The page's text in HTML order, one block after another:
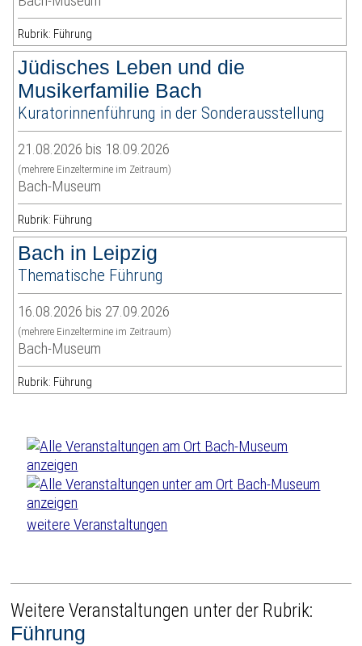
Rubrik: Führung
Jüdisches Leben und die
Musikerfamilie Bach
Kuratorinnenführung in der Sonderausstellung
21.08.2026 bis 18.09.2026
(mehrere Einzeltermine im Zeitraum)
Bach-Museum
Rubrik: Führung
Bach in Leipzig
Thematische Führung
16.08.2026 bis 27.09.2026
(mehrere Einzeltermine im Zeitraum)
Bach-Museum
Rubrik: Führung
weitere Veranstaltungen
Weitere Veranstaltungen unter der Rubrik:
Führung